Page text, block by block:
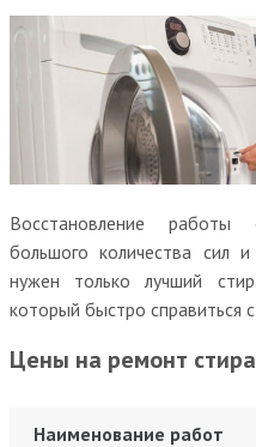
Восстановление работы
большого количества сил
нужен только лучший
который быстро справиться
Цены на ремонт
Наименование работ